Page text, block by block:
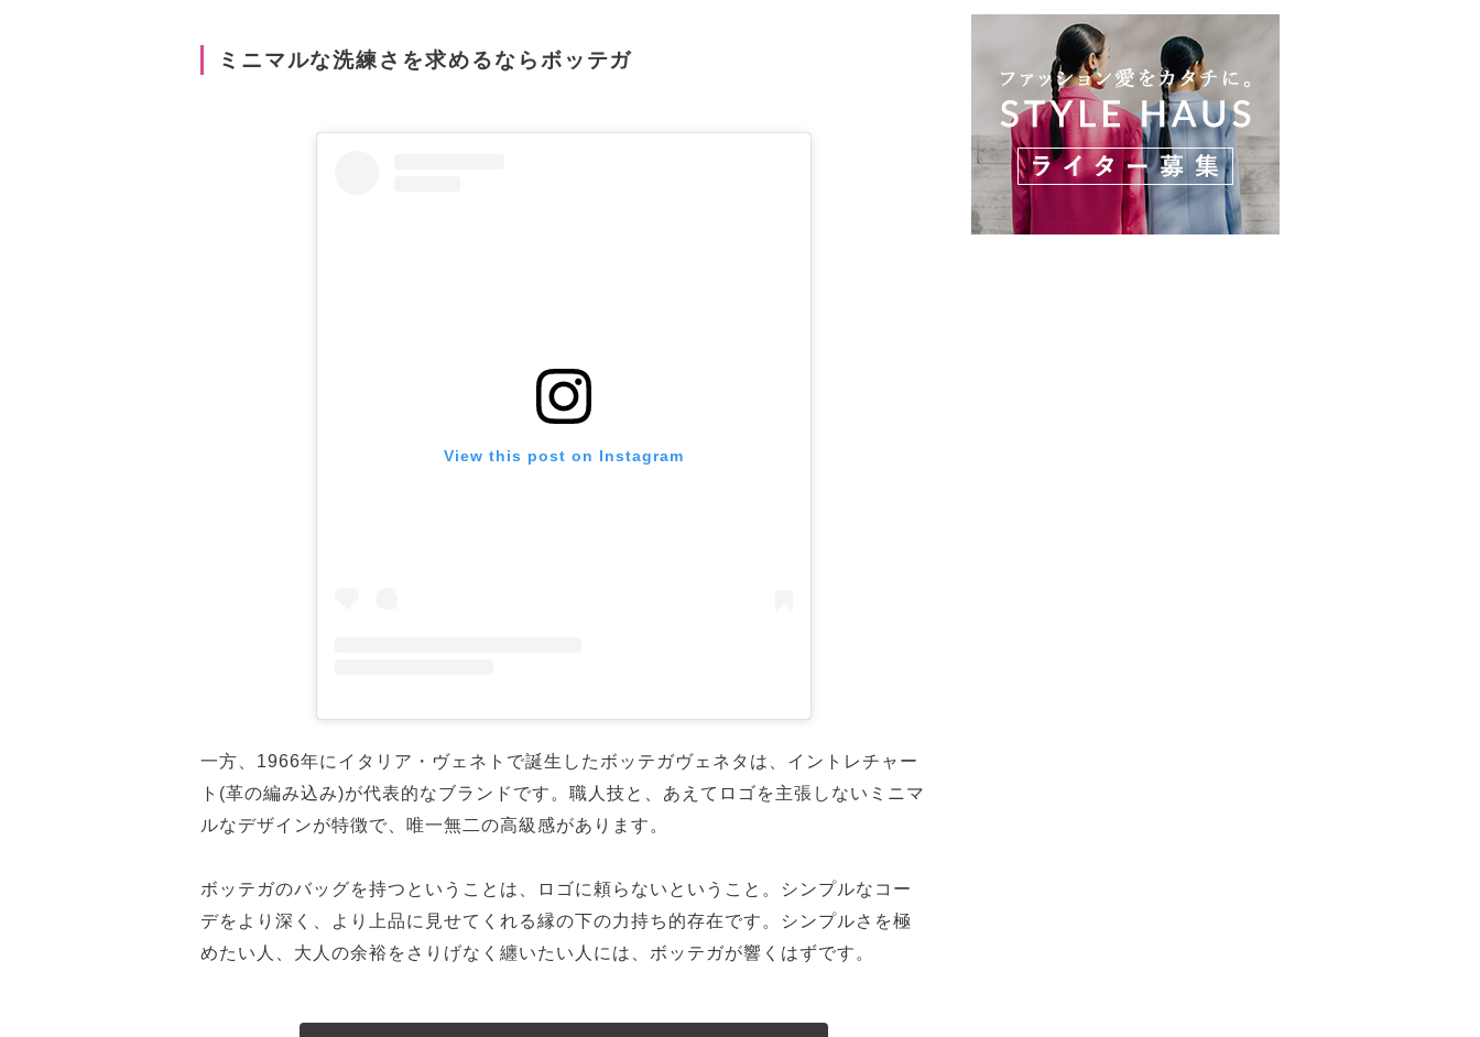
ミニマルな洗練さを求めるならボッテガ
View this post on Instagram
一方、1966年にイタリア・ヴェネトで誕生したボッテガヴェネタは、イントレチャー
ト(革の編み込み)が代表的なブランドです。職人技と、あえてロゴを主張しないミニマ
ルなデザインが特徴で、唯一無二の高級感があります。
ボッテガのバッグを持つということは、ロゴに頼らないということ。シンプルなコー
デをより深く、より上品に見せてくれる縁の下の力持ち的存在です。シンプルさを極
めたい人、大人の余裕をさりげなく纏いたい人には、ボッテガが響くはずです。